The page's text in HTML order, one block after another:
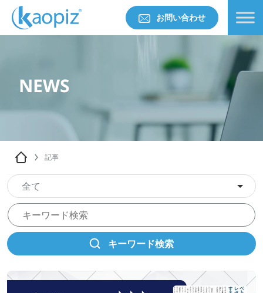
お問い合わせ
NEWS
記事
全て
キーワード検索